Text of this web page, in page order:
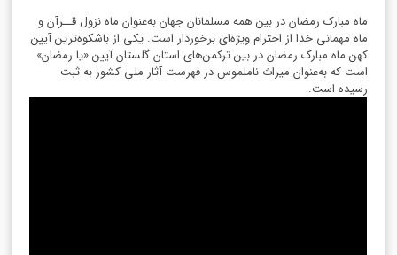
ماه مبارک رمضان در بین همه مسلمانان جهان به‌عنوان ماه نزول قــرآن و
ماه مهمانی خدا از احترام ویژه‌ای برخوردار است. یکی از باشکوه‌ترین آیین
کهن ماه مبارک رمضان در بین ترکمن‌های استان گلستان آیین «یا رمضان»
است که به‌عنوان میراث ناملموس در فهرست آثار ملی کشور به ثبت
رسیده است.